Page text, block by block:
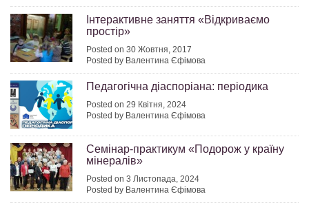
Інтерактивне заняття «Відкриваємо
простір»
Posted on 30 Жовтня, 2017
Posted by Валентина Єфімова
Педагогічна діаспоріана: періодика
Posted on 29 Квітня, 2024
Posted by Валентина Єфімова
Семінар-практикум «Подорож у країну
мінералів»
Posted on 3 Листопада, 2024
Posted by Валентина Єфімова